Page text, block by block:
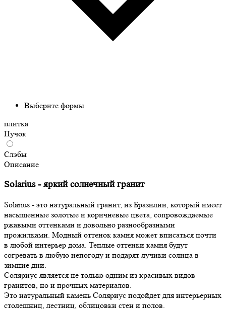
Выберите формы
плитка
Пучок
Слэбы
Описание
Solarius - яркий солнечный гранит
Solarius - это натуральный гранит, из Бразилии, который имеет
насыщенные золотые и коричневые цвета, сопровождаемые
ржавыми оттенками и довольно разнообразными
прожилками. Модный оттенок камня может вписаться почти
в любой интерьер дома. Теплые оттенки камня будут
согревать в любую непогоду и подарят лучики солнца в
зимние дни.
Cоляриус является не только одним из красивых видов
гранитов, но и прочных материалов.
Это натуральный камень Cоляриус подойдет для интерьерных
столешниц, лестниц, облицовки стен и полов.